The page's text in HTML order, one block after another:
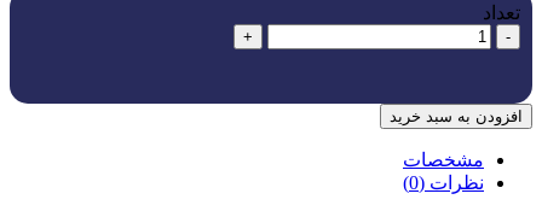
تعداد
-
+
افزودن به سبد خرید
مشخصات
نظرات (0)